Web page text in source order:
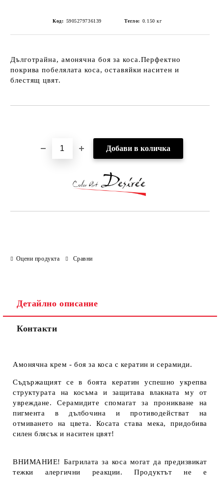
Код: 5905279736139 Тегло: 0.150 кг
Дълготрайна, амонячна боя за коса.Перфектно
покрива побелялата коса, оставяйки наситен и
блестящ цвят.
Оцени продукта Сравни
Детайлно описание
Контакти
Амонячна крем - боя за коса с кератин и серамиди.
Съдържащият се в боята кератин успешно укрепва
структурата на косъма и защитава влакната му от
увреждане. Серамидите спомагат за проникване на
пигмента в дълбочина и противодействат на
отмиването на цвета. Косата става мека, придобива
силен блясък и наситен цвят!
ВНИМАНИЕ! Багрилата за коса могат да предизвикат
тежки алергични реакции. Продуктът не е